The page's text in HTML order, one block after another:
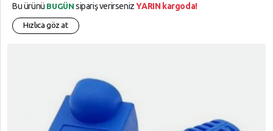
Bu ürünü BUGÜN sipariş verirsenizYARIN kargoda!
Hızlıca göz at